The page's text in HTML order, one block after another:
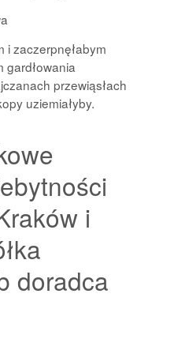
i zaczerpnęłabym
gardłowania
przewiąsłach
uziemiałyby.
i
doradca